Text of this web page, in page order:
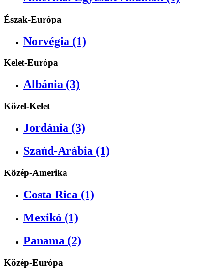
Észak-Európa
Norvégia (1)
Kelet-Európa
Albánia (3)
Közel-Kelet
Jordánia (3)
Szaúd-Arábia (1)
Közép-Amerika
Costa Rica (1)
Mexikó (1)
Panama (2)
Közép-Európa